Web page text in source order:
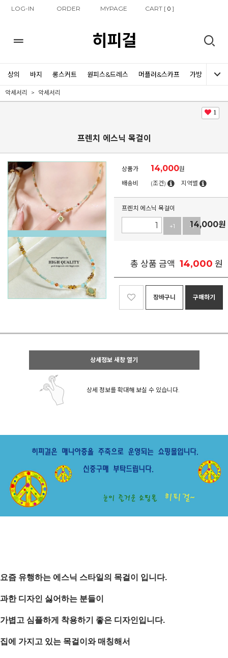
LOG-IN ORDER MYPAGE CART [0 ]
히피걸
상의 바지 롱스커트 원피스&드레스 머플러&스카프 가방 신발
악세서리 악세서리
1
프렌치 에스닉 목걸이
상품가 14,000원
배송비
(조건) 지역별
프렌치 에스닉 목걸이
+1 -1
14,000원
총 상품 금액 14,000 원
장바구니 구매하기
상세정보 새창 열기
상세 정보를 확대해 보실 수 있습니다.
요즘 유행하는 에스닉 스타일의 목걸이 입니다.
과한 디자인 싫어하는 분들이
가볍고 심플하게 착용하기 좋은 디자인입니다.
집에 가지고 있는 목걸이와 매칭해서